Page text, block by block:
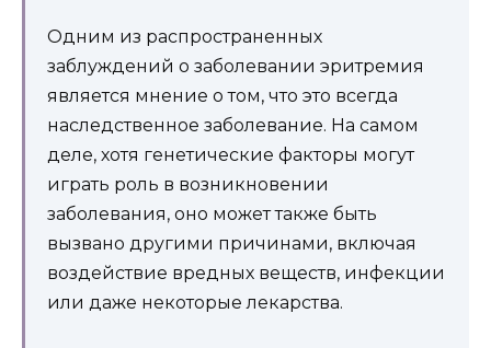
Одним из распространенных
заблуждений о заболевании эритремия
является мнение о том, что это всегда
наследственное заболевание. На самом
деле, хотя генетические факторы могут
играть роль в возникновении
заболевания, оно может также быть
вызвано другими причинами, включая
воздействие вредных веществ, инфекции
или даже некоторые лекарства.